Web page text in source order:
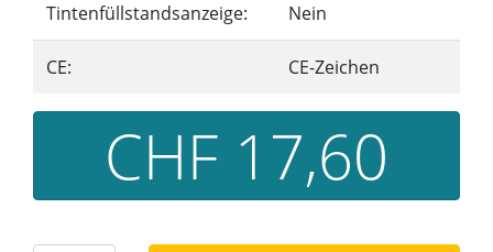
Tintenfüllstandsanzeige: Nein
CE: CE-Zeichen
CHF 17,60